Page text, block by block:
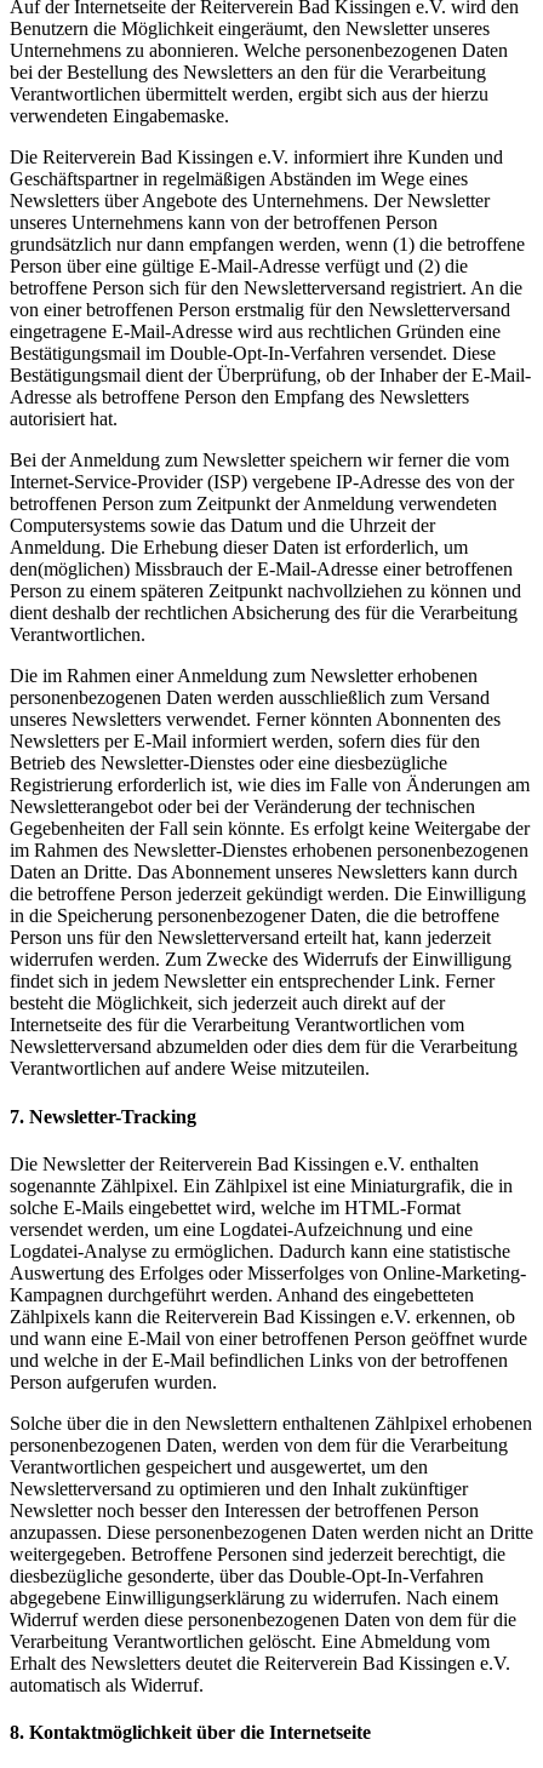
Auf der Internetseite der Reiterverein Bad Kissingen e.V. wird den
Benutzern die Möglichkeit eingeräumt, den Newsletter unseres
Unternehmens zu abonnieren. Welche personenbezogenen Daten
bei der Bestellung des Newsletters an den für die Verarbeitung
Verantwortlichen übermittelt werden, ergibt sich aus der hierzu
verwendeten Eingabemaske.
Die Reiterverein Bad Kissingen e.V. informiert ihre Kunden und
Geschäftspartner in regelmäßigen Abständen im Wege eines
Newsletters über Angebote des Unternehmens. Der Newsletter
unseres Unternehmens kann von der betroffenen Person
grundsätzlich nur dann empfangen werden, wenn (1) die betroffene
Person über eine gültige E-Mail-Adresse verfügt und (2) die
betroffene Person sich für den Newsletterversand registriert. An die
von einer betroffenen Person erstmalig für den Newsletterversand
eingetragene E-Mail-Adresse wird aus rechtlichen Gründen eine
Bestätigungsmail im Double-Opt-In-Verfahren versendet. Diese
Bestätigungsmail dient der Überprüfung, ob der Inhaber der E-Mail-
Adresse als betroffene Person den Empfang des Newsletters
autorisiert hat.
Bei der Anmeldung zum Newsletter speichern wir ferner die vom
Internet-Service-Provider (ISP) vergebene IP-Adresse des von der
betroffenen Person zum Zeitpunkt der Anmeldung verwendeten
Computersystems sowie das Datum und die Uhrzeit der
Anmeldung. Die Erhebung dieser Daten ist erforderlich, um
den(möglichen) Missbrauch der E-Mail-Adresse einer betroffenen
Person zu einem späteren Zeitpunkt nachvollziehen zu können und
dient deshalb der rechtlichen Absicherung des für die Verarbeitung
Verantwortlichen.
Die im Rahmen einer Anmeldung zum Newsletter erhobenen
personenbezogenen Daten werden ausschließlich zum Versand
unseres Newsletters verwendet. Ferner könnten Abonnenten des
Newsletters per E-Mail informiert werden, sofern dies für den
Betrieb des Newsletter-Dienstes oder eine diesbezügliche
Registrierung erforderlich ist, wie dies im Falle von Änderungen am
Newsletterangebot oder bei der Veränderung der technischen
Gegebenheiten der Fall sein könnte. Es erfolgt keine Weitergabe der
im Rahmen des Newsletter-Dienstes erhobenen personenbezogenen
Daten an Dritte. Das Abonnement unseres Newsletters kann durch
die betroffene Person jederzeit gekündigt werden. Die Einwilligung
in die Speicherung personenbezogener Daten, die die betroffene
Person uns für den Newsletterversand erteilt hat, kann jederzeit
widerrufen werden. Zum Zwecke des Widerrufs der Einwilligung
findet sich in jedem Newsletter ein entsprechender Link. Ferner
besteht die Möglichkeit, sich jederzeit auch direkt auf der
Internetseite des für die Verarbeitung Verantwortlichen vom
Newsletterversand abzumelden oder dies dem für die Verarbeitung
Verantwortlichen auf andere Weise mitzuteilen.
7. Newsletter-Tracking
Die Newsletter der Reiterverein Bad Kissingen e.V. enthalten
sogenannte Zählpixel. Ein Zählpixel ist eine Miniaturgrafik, die in
solche E-Mails eingebettet wird, welche im HTML-Format
versendet werden, um eine Logdatei-Aufzeichnung und eine
Logdatei-Analyse zu ermöglichen. Dadurch kann eine statistische
Auswertung des Erfolges oder Misserfolges von Online-Marketing-
Kampagnen durchgeführt werden. Anhand des eingebetteten
Zählpixels kann die Reiterverein Bad Kissingen e.V. erkennen, ob
und wann eine E-Mail von einer betroffenen Person geöffnet wurde
und welche in der E-Mail befindlichen Links von der betroffenen
Person aufgerufen wurden.
Solche über die in den Newslettern enthaltenen Zählpixel erhobenen
personenbezogenen Daten, werden von dem für die Verarbeitung
Verantwortlichen gespeichert und ausgewertet, um den
Newsletterversand zu optimieren und den Inhalt zukünftiger
Newsletter noch besser den Interessen der betroffenen Person
anzupassen. Diese personenbezogenen Daten werden nicht an Dritte
weitergegeben. Betroffene Personen sind jederzeit berechtigt, die
diesbezügliche gesonderte, über das Double-Opt-In-Verfahren
abgegebene Einwilligungserklärung zu widerrufen. Nach einem
Widerruf werden diese personenbezogenen Daten von dem für die
Verarbeitung Verantwortlichen gelöscht. Eine Abmeldung vom
Erhalt des Newsletters deutet die Reiterverein Bad Kissingen e.V.
automatisch als Widerruf.
8. Kontaktmöglichkeit über die Internetseite